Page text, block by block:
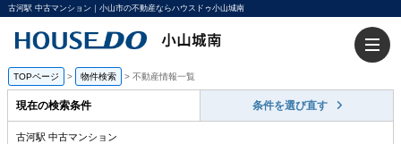
古河駅 中古マンション｜小山市の不動産ならハウスドゥ小山城南
TOPページ > 物件検索 > 不動産情報一覧
現在の検索条件 条件を選び直す
古河駅 中古マンション